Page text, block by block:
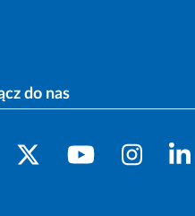
do nas